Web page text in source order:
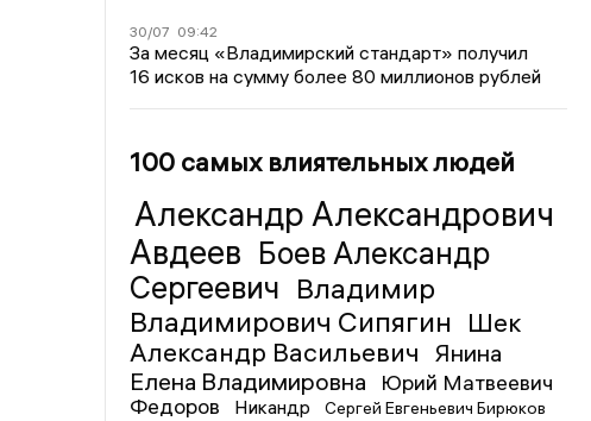
30/07 09:42
За месяц «Владимирский стандарт» получил
16 исков на сумму более 80 миллионов рублей
100 самых влиятельных людей
Александр Александрович
Авдеев Боев Александр
Сергеевич Владимир
Владимирович Сипягин Шек
Александр Васильевич
Янина
Елена Владимировна
Юрий Матвеевич
Федоров
Никандр Сергей Евгеньевич Бирюков